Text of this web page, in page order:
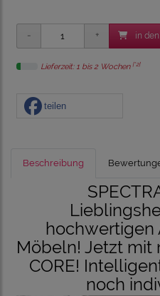
in
Lieferzeit: 1 bis 2 Wochen [*2]
teilen
Beschreibung
Möbeln! Jetzt mit
CORE!
noch